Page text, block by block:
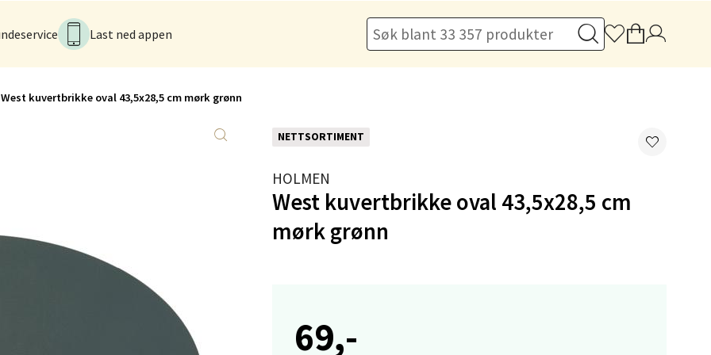
Last ned appen
West kuvertbrikke oval 43,5x28,5 cm mørk grønn
NETTSORTIMENT
HOLMEN
West kuvertbrikke oval 43,5x28,5 cm
mørk grønn
69,-
og Sandnes - Kilden Senter
10-20
dag 10-21
- Thon Senter Lagunen